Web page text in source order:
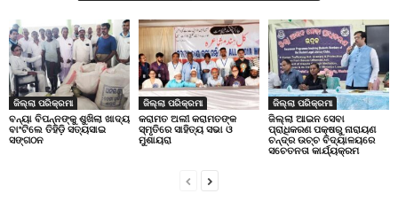
ଜିଲ୍ଲା ପରିକ୍ରମା
ବନ୍ୟା ବିପନ୍ନଙ୍କୁ ଶୁଖିଲା ଖାଦ୍ୟ
ବାଂଟିଲେ ତିହିଡି଼ ସତ୍ୟସାଇ
ସଙ୍ଗଠନ
ଜିଲ୍ଲା ପରିକ୍ରମା
କରାମତ ଅଲୀ କରାମତଙ୍କ
ସ୍ମୃତିରେ ସାହିତ୍ୟ ସଭା ଓ
ମୁଶାୟରା
ଜିଲ୍ଲା ପରିକ୍ରମା
ଜିଲ୍ଲା ଆଇନ ସେବା
ପ୍ରାଧିକରଣ ପକ୍ଷରୁ ନାରାୟଣ
ଚନ୍ଦ୍ର ଉଚ୍ଚ ବିଦ୍ୟାଳୟରେ
ସଚେତନତା କାର୍ଯ୍ୟକ୍ରମ